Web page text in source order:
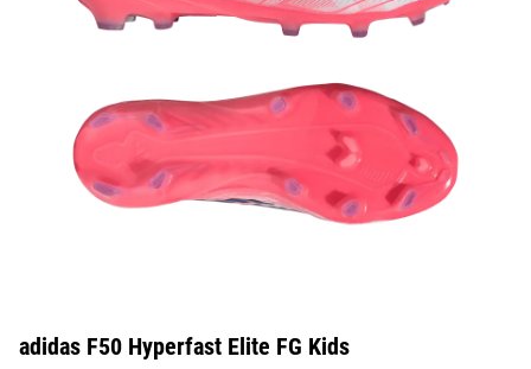
adidas F50 Hyperfast Elite FG Kids